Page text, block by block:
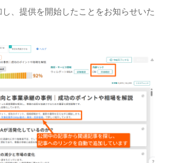
、提供を開始したことをお知らせいた